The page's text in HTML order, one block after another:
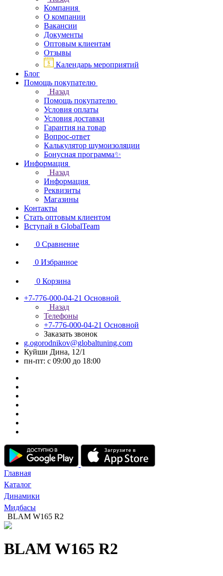
Компания
О компании
Вакансии
Документы
Оптовым клиентам
Отзывы
Календарь мероприятий
Блог
Помощь покупателю
Назад
Помощь покупателю
Условия оплаты
Условия доставки
Гарантия на товар
Вопрос-ответ
Калькулятор шумоизоляции
Бонусная программа✨
Информация
Назад
Информация
Реквизиты
Магазины
Контакты
Стать оптовым клиентом
Вступай в GlobalTeam
0 Сравнение
0 Избранное
0 Корзина
+7-776-000-04-21 Основной
Назад
Телефоны
+7-776-000-04-21 Основной
Заказать звонок
g.ogorodnikov@globaltuning.com
Куйши Дина, 12/1
пн-пт: с 09:00 до 18:00
Главная
Каталог
Динамики
Мидбасы
BLAM W165 R2
BLAM W165 R2